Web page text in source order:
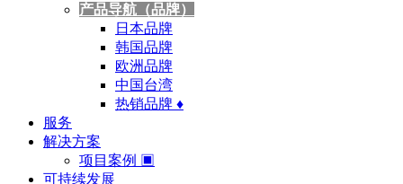
产品导航（品牌）
日本品牌
韩国品牌
欧洲品牌
中国台湾
热销品牌 ♦
服务
解决方案
项目案例 ▣
可持续发展